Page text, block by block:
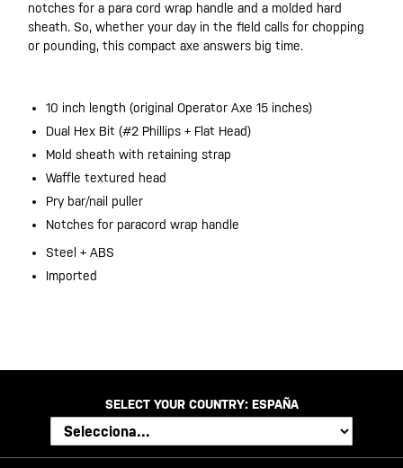
notches for a para cord wrap handle and a molded hard
sheath. So, whether your day in the field calls for chopping
or pounding, this compact axe answers big time.
10 inch length (original Operator Axe 15 inches)
Dual Hex Bit (#2 Phillips + Flat Head)
Mold sheath with retaining strap
Waffle textured head
Pry bar/nail puller
Notches for paracord wrap handle
Steel + ABS
Imported
SELECT YOUR COUNTRY: ESPAÑA